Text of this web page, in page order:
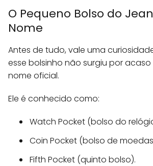
O Pequeno Bolso do
Nome
Antes de tudo, vale uma
esse bolsinho não surgiu por acaso
nome oficial.
Ele é conhecido como:
Watch Pocket (bolso do
Coin Pocket (bolso de
Fifth Pocket (quinto bolso).